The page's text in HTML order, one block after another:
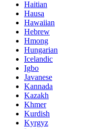
Haitian
Hausa
Hawaiian
Hebrew
Hmong
Hungarian
Icelandic
Igbo
Javanese
Kannada
Kazakh
Khmer
Kurdish
Kyrgyz